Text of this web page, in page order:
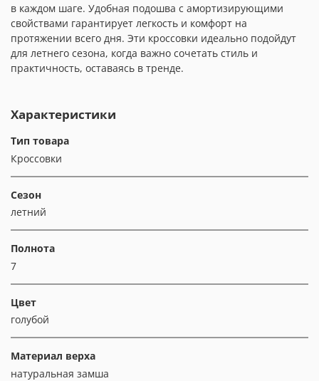
в каждом шаге. Удобная подошва с амортизирующими
свойствами гарантирует легкость и комфорт на
протяжении всего дня. Эти кроссовки идеально подойдут
для летнего сезона, когда важно сочетать стиль и
практичность, оставаясь в тренде.
Характеристики
Тип товара
Кроссовки
Сезон
летний
Полнота
7
Цвет
голубой
Материал верха
натуральная замша